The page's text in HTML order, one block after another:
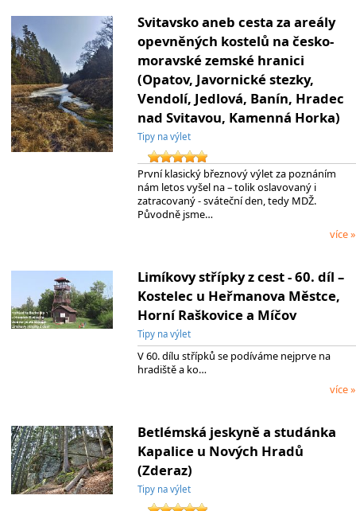
Svitavsko aneb cesta za areály
opevněných kostelů na česko-
moravské zemské hranici
(Opatov, Javornické stezky,
Vendolí, Jedlová, Banín, Hradec
nad Svitavou, Kamenná Horka)
Tipy na výlet
První klasický březnový výlet za poznáním
nám letos vyšel na – tolik oslavovaný i
zatracovaný - sváteční den, tedy MDŽ.
Původně jsme…
více »
Limíkovy střípky z cest - 60. díl –
Kostelec u Heřmanova Městce,
Horní Raškovice a Míčov
Tipy na výlet
V 60. dílu střípků se podíváme nejprve na
hradiště a ko…
více »
Betlémská jeskyně a studánka
Kapalice u Nových Hradů
(Zderaz)
Tipy na výlet